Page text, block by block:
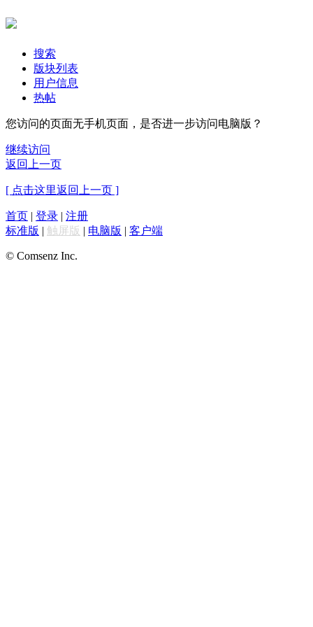
搜索
版块列表
用户信息
热帖
您访问的页面无手机页面，是否进一步访问电脑版？
继续访问
返回上一页
[ 点击这里返回上一页 ]
首页 | 登录 | 注册
标准版 | 触屏版 | 电脑版 | 客户端
© Comsenz Inc.